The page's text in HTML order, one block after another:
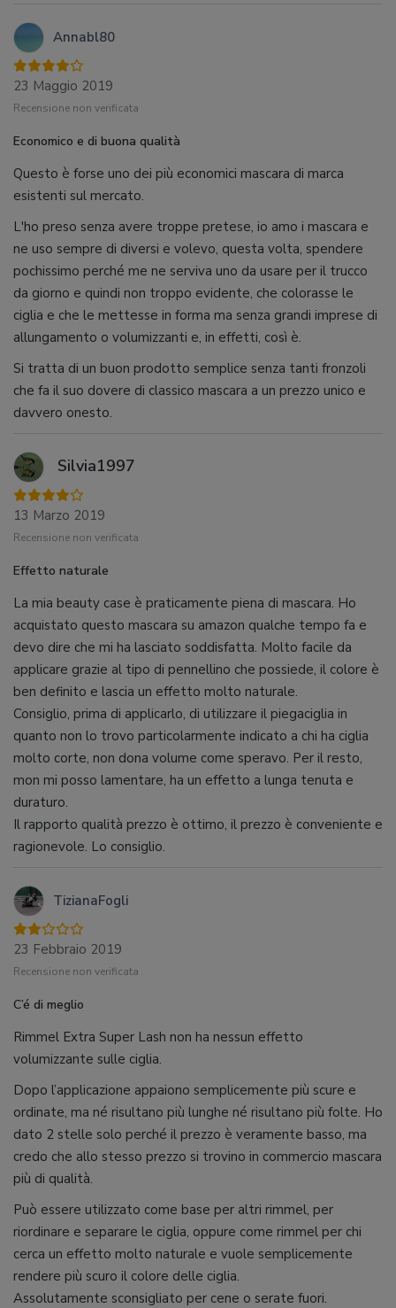
Annabl80
23 Maggio 2019
Recensione non verificata
Economico e di buona qualità
Questo è forse uno dei più economici mascara di marca
esistenti sul mercato.
L'ho preso senza avere troppe pretese, io amo i mascara e
ne uso sempre di diversi e volevo, questa volta, spendere
pochissimo perché me ne serviva uno da usare per il trucco
da giorno e quindi non troppo evidente, che colorasse le
ciglia e che le mettesse in forma ma senza grandi imprese di
allungamento o volumizzanti e, in effetti, così è.
Si tratta di un buon prodotto semplice senza tanti fronzoli
che fa il suo dovere di classico mascara a un prezzo unico e
davvero onesto.
Silvia1997
13 Marzo 2019
Recensione non verificata
Effetto naturale
La mia beauty case è praticamente piena di mascara. Ho
acquistato questo mascara su amazon qualche tempo fa e
devo dire che mi ha lasciato soddisfatta. Molto facile da
applicare grazie al tipo di pennellino che possiede, il colore è
ben definito e lascia un effetto molto naturale.
Consiglio, prima di applicarlo, di utilizzare il piegaciglia in
quanto non lo trovo particolarmente indicato a chi ha ciglia
molto corte, non dona volume come speravo. Per il resto,
mon mi posso lamentare, ha un effetto a lunga tenuta e
duraturo.
Il rapporto qualità prezzo è ottimo, il prezzo è conveniente e
ragionevole. Lo consiglio.
TizianaFogli
23 Febbraio 2019
Recensione non verificata
C’é di meglio
Rimmel Extra Super Lash non ha nessun effetto
volumizzante sulle ciglia.
Dopo l’applicazione appaiono semplicemente più scure e
ordinate, ma né risultano più lunghe né risultano più folte. Ho
dato 2 stelle solo perché il prezzo è veramente basso, ma
credo che allo stesso prezzo si trovino in commercio mascara
più di qualità.
Può essere utilizzato come base per altri rimmel, per
riordinare e separare le ciglia, oppure come rimmel per chi
cerca un effetto molto naturale e vuole semplicemente
rendere più scuro il colore delle ciglia.
Assolutamente sconsigliato per cene o serate fuori.